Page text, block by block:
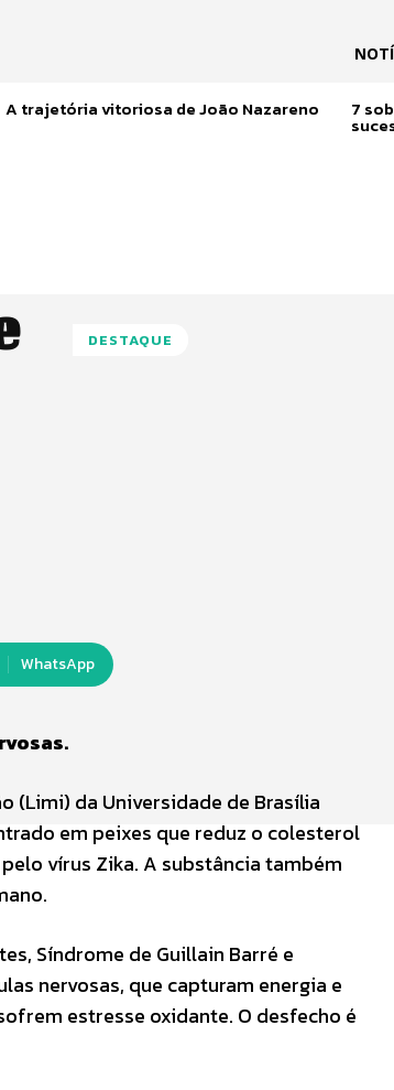
A trajetória vitoriosa de João Nazareno 7
DESTAQUE
WhatsApp
(Limi) da Universidade de Brasília
em peixes que reduz o colesterol
vírus Zika. A substância também
Síndrome de Guillain Barré e
nervosas, que capturam energia e
estresse oxidante. O desfecho é